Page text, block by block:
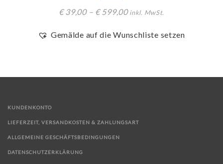
€39,00– €599,00 inkl. MwSt.
Gemälde auf die Wunschliste setzen
KUNDENKONTO
LIEFERZEIT, VERSANDKOSTEN & ZAHLUNGSART
ALLGEMEINE GESCHÄFTSBEDINGUNGEN
DATENSCHUTZERKLÄRUNG